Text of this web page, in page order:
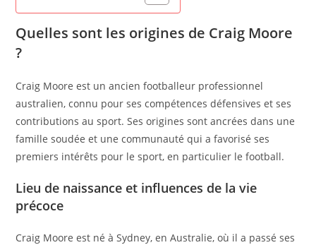
Quelles sont les origines de Craig Moore
?
Craig Moore est un ancien footballeur professionnel
australien, connu pour ses compétences défensives et ses
contributions au sport. Ses origines sont ancrées dans une
famille soudée et une communauté qui a favorisé ses
premiers intérêts pour le sport, en particulier le football.
Lieu de naissance et influences de la vie
précoce
Craig Moore est né à Sydney, en Australie, où il a passé ses